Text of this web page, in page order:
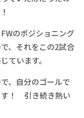
のポジショニング
、それをこの2試合
ています。
、自分のゴールで
す！ 引き続き熱い